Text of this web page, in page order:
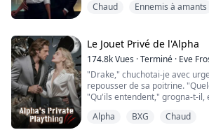
que c'est ce que je veux.
dans sa peau nue. Une vague
corps alors...
Chaud Ennemis à amants
Le Jouet Privé de l'Alpha
174.8kVues ·Terminé · Eve
"Drake," chuchotai-je avec
repousser de sa poitrine.
"Qu'ils entendent," grogna-t-il,
Je haletai, la sensation
Alpha BXG Chaud